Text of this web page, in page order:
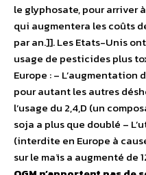
le glyphosate, pour arriver
qui augmentera les coûts
par an.]]. Les Etats-Unis
usage de pesticides plus
Europe : –
pour autant les autres
l’usage du 2,4,D (un
soja a plus que doublé –
(interdite en Europe à
sur le maïs a augmenté de